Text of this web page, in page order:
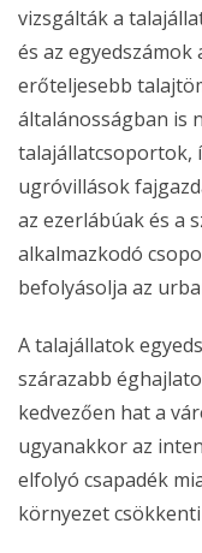
vizsgálták a
és az
erőteljesebb
általánosságban is
talajállatcsoportok,
ugróvillások
az ezerlábúak és a
alkalmazkodó
befolyásolja az
A talajállatok
szárazabb
kedvezően hat a
ugyanakkor az
elfolyó csapadék
környezet